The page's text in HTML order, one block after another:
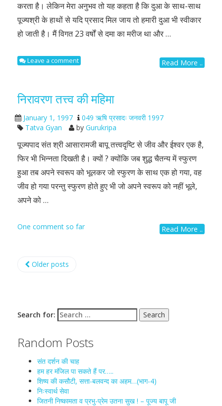
करता है। लेकिन मेरा अनुभव तो यह कहता है कि दुआ के साथ-साथ
पूज्यश्री के हाथों से यदि प्रसाद मिल जाय तो हमारी दुआ भी स्वीकार
हो जाती है। मैं विगत 23 वर्षों से दमा का मरीज था और …
Read More ..
Leave a comment
निरावरण तत्त्व की महिमा
January 1, 1997
049 ऋषि प्रसादः जनवरी 1997
Tatva Gyan
by Gurukripa
पूज्यपाद संत श्री आसारामजी बापू तत्त्वदृष्टि से जीव और ईश्वर एक है,
फिर भी भिन्नता दिखती है। क्यों ? क्योंकि जब शुद्ध चैतन्य में स्फुरण
हुआ तब अपने स्वरूप को भूलकर जो स्फुरण के साथ एक हो गया, वह
जीव हो गया परन्तु स्फुरण होते हुए भी जो अपने स्वरूप को नहीं भूले,
अपने को …
Read More ..
One comment so far
Older posts
Search for:
Random Posts
संत दर्शन की चाह
हम हर मंजिल पा सकते हैं पर…..
शिष्य की कसौटी, सत्ता-बलवन्द का अहम…(भाग-4)
निःस्वार्थ सेवा
जितनी निष्कामता व प्रभु-प्रेम उतना सुख ! – पूज्य बापू जी